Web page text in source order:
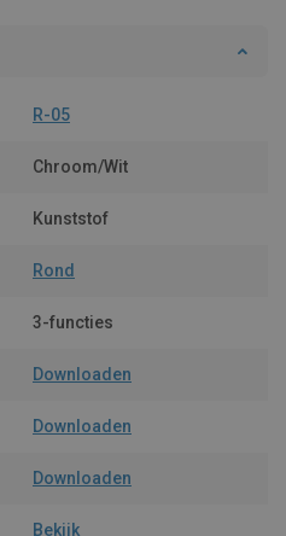
R-05
Chroom/Wit
Kunststof
Rond
3-functies
Downloaden
Downloaden
Downloaden
Bekijk